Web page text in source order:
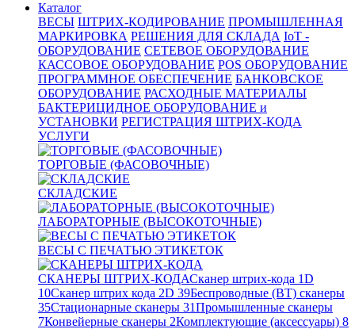
Каталог
ВЕСЫ ШТРИХ-КОДИРОВАНИЕ ПРОМЫШЛЕННАЯ
МАРКИРОВКА РЕШЕНИЯ ДЛЯ СКЛАДА IoT -
ОБОРУДОВАНИЕ СЕТЕВОЕ ОБОРУДОВАНИЕ
КАССОВОЕ ОБОРУДОВАНИЕ POS ОБОРУДОВАНИЕ
ПРОГРАММНОЕ ОБЕСПЕЧЕНИЕ БАНКОВСКОЕ
ОБОРУДОВАНИЕ РАСХОДНЫЕ МАТЕРИАЛЫ
БАКТЕРИЦИДНОЕ ОБОРУДОВАНИЕ и
УСТАНОВКИ РЕГИСТРАЦИЯ ШТРИХ-КОДА
УСЛУГИ
ТОРГОВЫЕ (ФАСОВОЧНЫЕ)
СКЛАДСКИЕ
ЛАБОРАТОРНЫЕ (ВЫСОКОТОЧНЫЕ)
ВЕСЫ С ПЕЧАТЬЮ ЭТИКЕТОК
СКАНЕРЫ ШТРИХ-КОДАСканер штрих-кода 1D
10Сканер штрих кода 2D 39Беспроводные (BT) сканеры
35Стационарные сканеры 31Промышленные сканеры
7Конвейерные сканеры 2Комплектующие (аксессуары) 8